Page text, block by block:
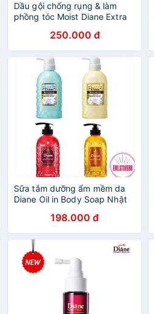
Dầu gội chống rụng & làm
phồng tóc Moist Diane Extra
250.000 đ
Sữa tắm dưỡng ẩm mềm da
Diane Oil in Body Soap Nhật
198.000 đ